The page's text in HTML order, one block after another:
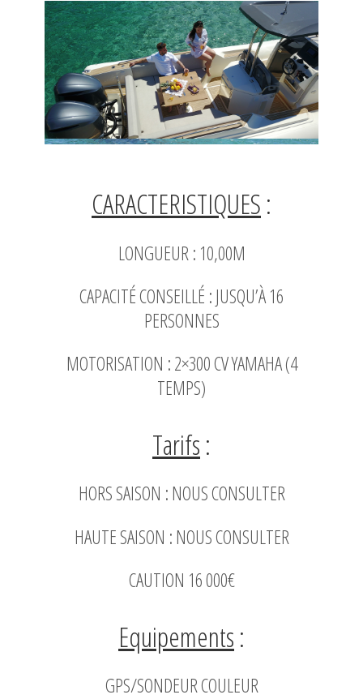
CARACTERISTIQUES:
LONGUEUR : 10,00M
CAPACITÉ CONSEILLÉ :JUSQU’À 16
PERSONNES
MOTORISATION :2×300 CV YAMAHA (4
TEMPS)
Tarifs:
HORS SAISON :NOUS CONSULTER
HAUTE SAISON :NOUS CONSULTER
CAUTION 16 000€
Equipements:
GPS/SONDEUR COULEUR